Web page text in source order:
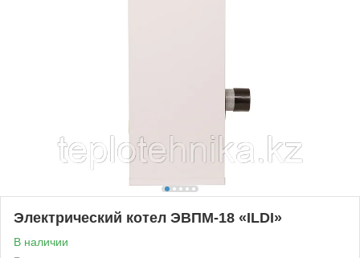
Электрический котел ЭВПМ-18 «ILDI»
В наличии